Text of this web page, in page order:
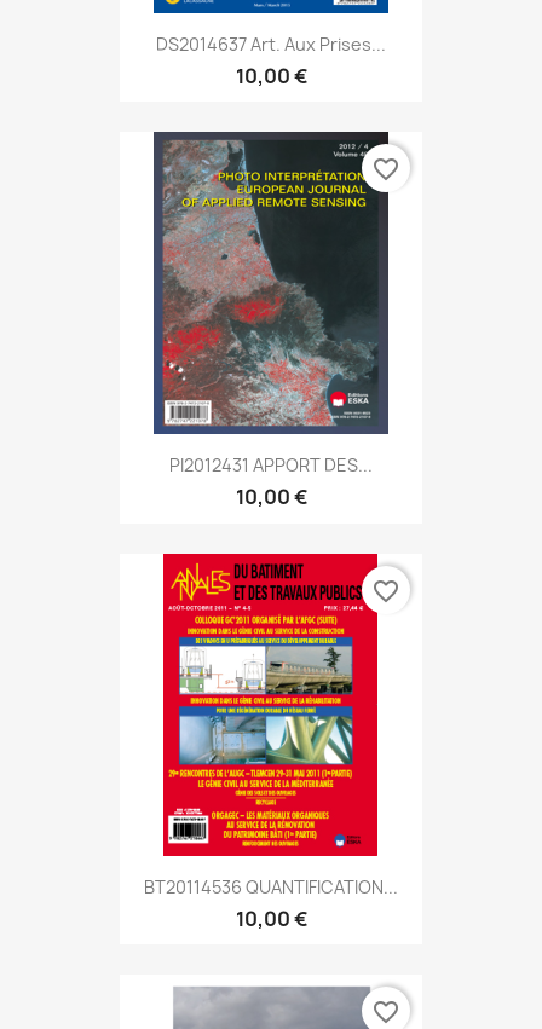
DS2014637 Art. Aux Prises...
10,00 €
PI2012431 APPORT DES...
10,00 €
favorite_border
BT20114536 QUANTIFICATION...
10,00 €
favorite_border
favorite_border